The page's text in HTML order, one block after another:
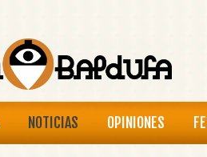
NOTICIAS OPINIONES